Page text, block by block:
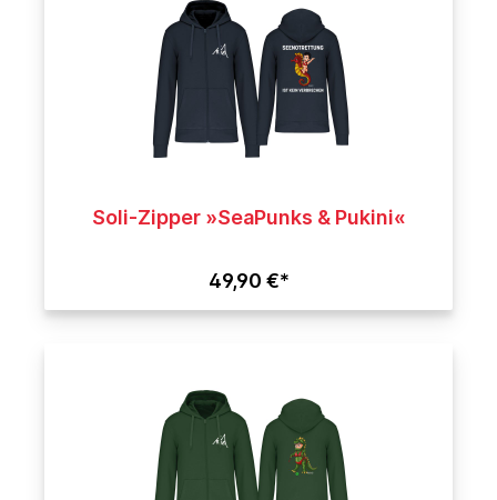
Soli-Zipper »SeaPunks & Pukini«
49,90 €*